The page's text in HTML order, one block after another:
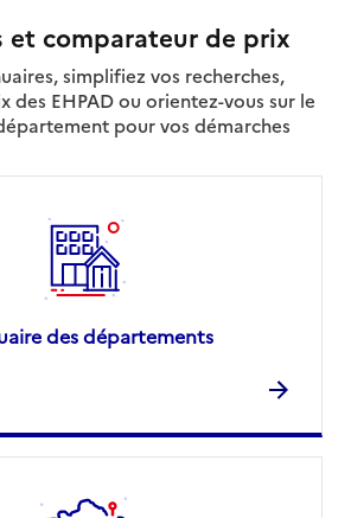
et comparateur de prix
simplifiez vos recherches,
des EHPAD ou orientez-vous sur le
pour vos démarches
des départements